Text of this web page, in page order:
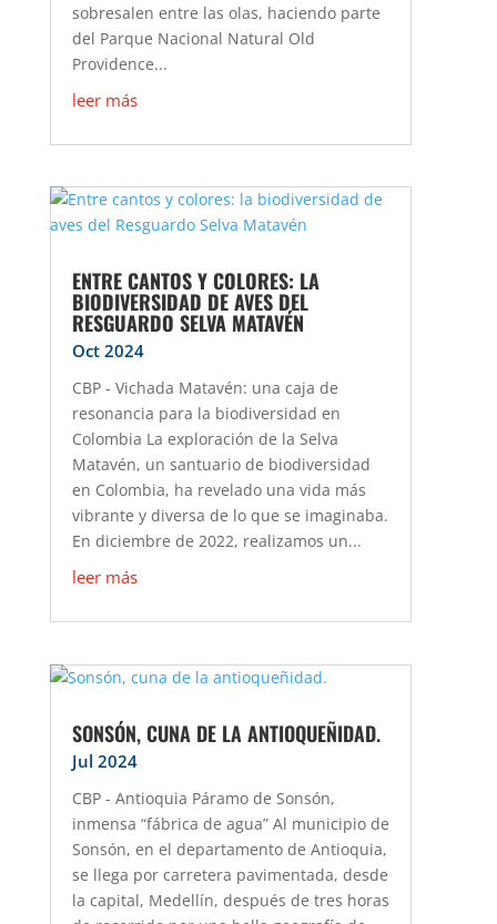
sobresalen entre las olas, haciendo parte
del Parque Nacional Natural Old
Providence...
leer más
ENTRE CANTOS Y COLORES: LA
BIODIVERSIDAD DE AVES DEL
RESGUARDO SELVA MATAVÉN
Oct 2024
CBP - Vichada Matavén: una caja de
resonancia para la biodiversidad en
Colombia La exploración de la Selva
Matavén, un santuario de biodiversidad
en Colombia, ha revelado una vida más
vibrante y diversa de lo que se imaginaba.
En diciembre de 2022, realizamos un...
leer más
SONSÓN, CUNA DE LA ANTIOQUEÑIDAD.
Jul 2024
CBP - Antioquia Páramo de Sonsón,
inmensa “fábrica de agua” Al municipio de
Sonsón, en el departamento de Antioquia,
se llega por carretera pavimentada, desde
la capital, Medellín, después de tres horas